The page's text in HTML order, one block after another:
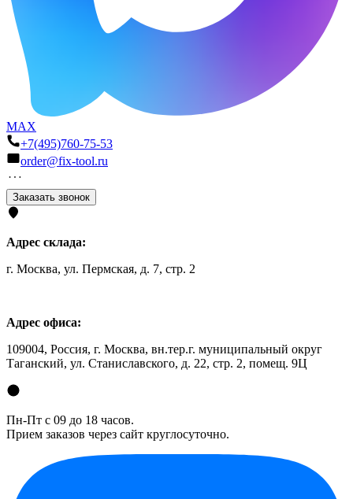
MAX
+7(495)760-75-53
order@fix-tool.ru
Заказать звонок
Адрес склада:
г. Москва, ул. Пермская, д. 7, стр. 2
Адрес офиса:
109004, Россия, г. Москва, вн.тер.г. муниципальный округ
Таганский, ул. Станиславского, д. 22, стр. 2, помещ. 9Ц
Пн-Пт с 09 до 18 часов.
Прием заказов через сайт круглосуточно.